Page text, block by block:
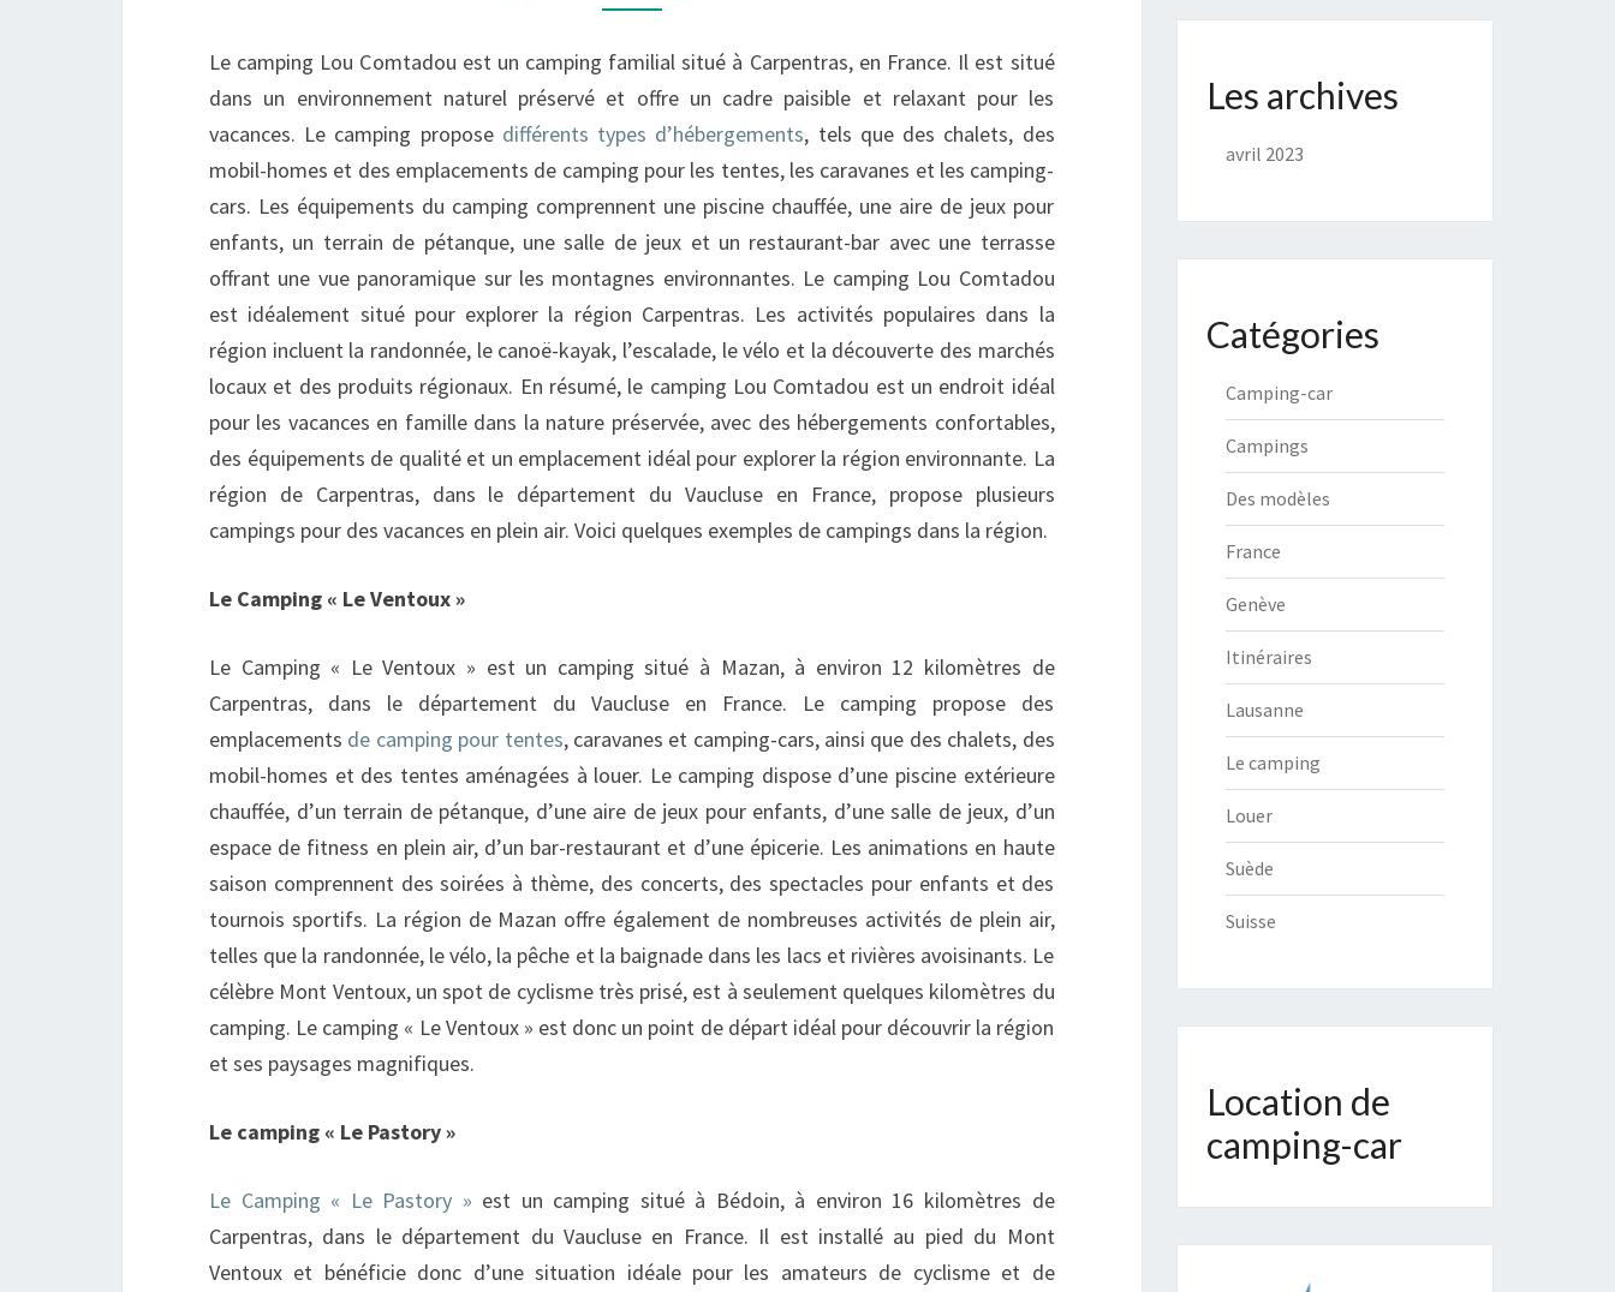
RÉGION
CARPENTRAS
Le camping Lou Comtadou est un camping familial situé à Carpentras, en France. Il est situé
dans un environnement naturel préservé et offre un cadre paisible et relaxant pour les
vacances. Le camping propose différents types d’hébergements, tels que des chalets, des
mobil-homes et des emplacements de camping pour les tentes, les caravanes et les camping-
cars. Les équipements du camping comprennent une piscine chauffée, une aire de jeux pour
enfants, un terrain de pétanque, une salle de jeux et un restaurant-bar avec une terrasse
offrant une vue panoramique sur les montagnes environnantes. Le camping Lou Comtadou
est idéalement situé pour explorer la région Carpentras. Les activités populaires dans la
région incluent la randonnée, le canoë-kayak, l’escalade, le vélo et la découverte des marchés
locaux et des produits régionaux. En résumé, le camping Lou Comtadou est un endroit idéal
pour les vacances en famille dans la nature préservée, avec des hébergements confortables,
des équipements de qualité et un emplacement idéal pour explorer la région environnante. La
région de Carpentras, dans le département du Vaucluse en France, propose plusieurs
campings pour des vacances en plein air. Voici quelques exemples de campings dans la région.
Le Camping « Le Ventoux »
Le Camping « Le Ventoux » est un camping situé à Mazan, à environ 12 kilomètres de
Carpentras, dans le département du Vaucluse en France. Le camping propose des
emplacements de camping pour tentes, caravanes et camping-cars, ainsi que des chalets, des
mobil-homes et des tentes aménagées à louer. Le camping dispose d’une piscine extérieure
chauffée, d’un terrain de pétanque, d’une aire de jeux pour enfants, d’une salle de jeux, d’un
espace de fitness en plein air, d’un bar-restaurant et d’une épicerie. Les animations en haute
saison comprennent des soirées à thème, des concerts, des spectacles pour enfants et des
tournois sportifs. La région de Mazan offre également de nombreuses activités de plein air,
telles que la randonnée, le vélo, la pêche et la baignade dans les lacs et rivières avoisinants. Le
célèbre Mont Ventoux, un spot de cyclisme très prisé, est à seulement quelques kilomètres du
camping. Le camping « Le Ventoux » est donc un point de départ idéal pour découvrir la région
et ses paysages magnifiques.
Le camping « Le Pastory »
Le Camping « Le Pastory » est un camping situé à Bédoin, à environ 16 kilomètres de
Carpentras, dans le département du Vaucluse en France. Il est installé au pied du Mont
Ventoux et bénéficie donc d’une situation idéale pour les amateurs de cyclisme et de
Les archives
avril 2023
Catégories
Camping-car
Campings
Des modèles
France
Genève
Itinéraires
Lausanne
Le camping
Louer
Suède
Suisse
Location de
camping-car